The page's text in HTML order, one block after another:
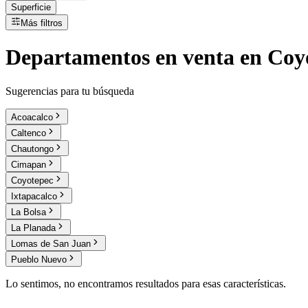
Superficie
Más filtros
Departamentos en venta en
Sugerencias para tu búsqueda
Acoacalco
Caltenco
Chautongo
Cimapan
Coyotepec
Ixtapacalco
La Bolsa
La Planada
Lomas de San Juan
Pueblo Nuevo
Lo sentimos, no encontramos resultados para esas características.